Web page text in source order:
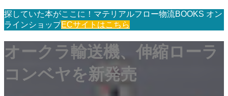
探していた本がここに！マテリアルフロー物流BOOKS オン
ラインショップECサイトはこちら
オークラ輸送機、伸縮ローラ
コンベヤを新発売